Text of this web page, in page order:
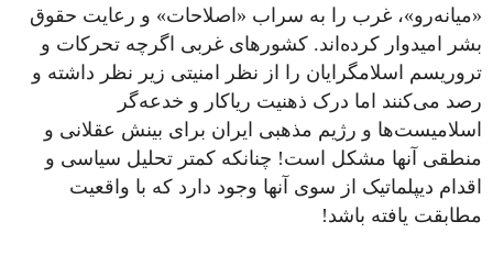
«میانه‌رو»، غرب را به سراب «اصلاحات» و رعایت حقوق
بشر امیدوار کرده‌اند. کشورهای غربی اگرچه تحرکات و
تروریسم اسلامگرایان را از نظر امنیتی زیر نظر داشته و
رصد می‌کنند اما درک ذهنیت ریاکار و خدعه‌گر
اسلامیست‌ها و رژیم مذهبی ایران برای بینش عقلانی و
منطقی آنها مشکل است! چنانکه کمتر تحلیل سیاسی و
اقدام دیپلماتیک از سوی آنها وجود دارد که با واقعیت
مطابقت یافته باشد!